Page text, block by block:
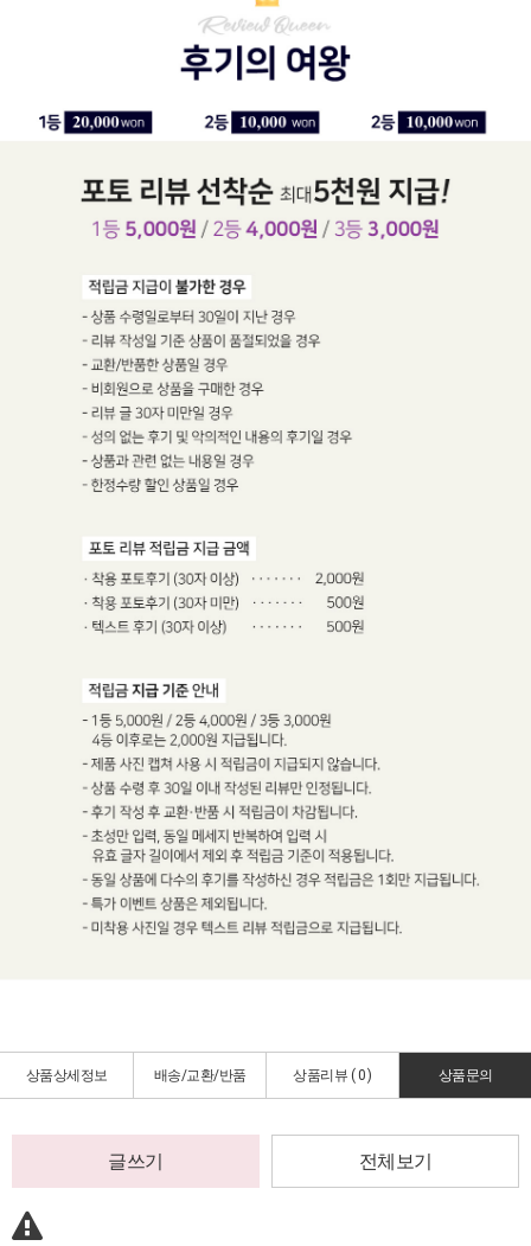
상품상세정보 배송/교환/반품 상품리뷰 ( 0) 상품문의
글쓰기 전체보기